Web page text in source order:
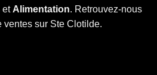
etAlimentation. Retrouvez-nous
ventes sur Ste Clotilde.